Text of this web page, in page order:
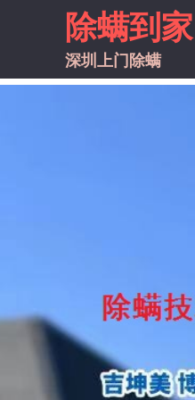
除螨到家
深圳上门 除螨